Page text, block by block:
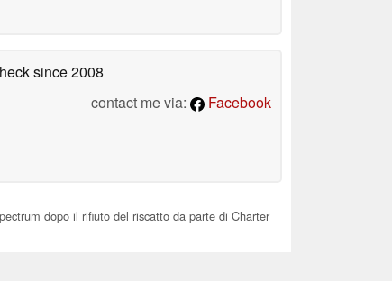
since 2008
contact me via:
Facebook
dopo il rifiuto del riscatto da parte di Charter